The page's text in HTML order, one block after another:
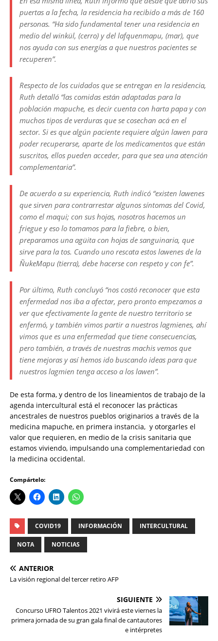
puertas a la fecha, la residencia ha recibido a más de 160
personas. “Ha sido fundamental tener una residencia en
medio del winkül, (cerro) y del lafquenmapu, (mar), que
nos ayuda con sus energías a que nuestros pacientes se
recuperen”.
Respecto de los cuidados que se entregan en la residencia,
Ruth detalló “las comidas están adaptadas para la
población mapuche, es decir cuenta con harta papa y con
muchos tipos de verduras que se cosechan acá en el
sector. Si es que algún paciente requiere algún lawen para
poder recuperarse, aparte de los medicamentos que están
suscritos, ellos pueden acceder, para que sea una atención
complementaria”.
De acuerdo a su experiencia, Ruth indicó “existen lawenes
que sirven para contrarrestar algunos síntomas del Covid,
como el maqui; con sus hojas, nosotros hacemos un
friegue y eso lo tomamos para la fiebre, o bien,
preparamos una agüita con hojas de sanguinaria, que
sirve para la tos. Cuando uno rescata estos lawenes de la
ÑukeMapu (tierra), debe hacerse con respeto y con fe”.
Por último, Ruth concluyó “nos costó reconocer que esta
enfermedad nos iba a afectar, pero pronto empezamos a
ver que efectivamente la gente de nuestro territorio se
enfermó, y también vimos partir a nuestros lagmienes, ahí
vimos que es una enfermedad que tiene consecuencias,
pero también, a través de nuestras machis vemos que
tiene mejoras y así hemos ido buscando ideas para que
nuestros lagmien tenga acceso a los lawen”.
De esta forma, y dentro de los lineamientos de trabajo de la
agenda intercultural está el reconocer las prácticas
ancestrales de nuestros pueblos originarios a través de la
medicina mapuche, en primera instancia, y otorgarles el
valor que requieren, en medio de la crisis sanitaria que
estamos viviendo, impulsando una complementariedad con
la medicina occidental.
Compártelo:
COVID19 INFORMACIÓN INTERCULTURAL
NOTA NOTICIAS
ANTERIOR
La visión regional del tercer retiro AFP
SIGUIENTE
Concurso UFRO Talentos 2021 vivirá este viernes la
primera jornada de su gran gala final de cantautores
e intérpretes